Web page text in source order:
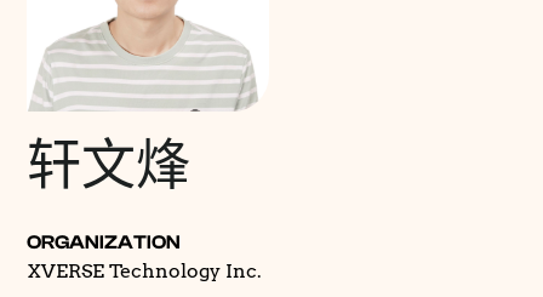
轩文烽
ORGANIZATION
XVERSE Technology Inc.